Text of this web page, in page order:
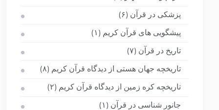
پزشکی در قرآن (۶)
پیشگویی های قرآن کریم (۱)
تاریخ در قرآن (۷)
تاریخچه جهان هستی از دیدگاه قرآن کریم (۸)
تاریخچه کره زمین از دیدگاه قرآن کریم (۲)
جانور شناسی در قرآن (۱)